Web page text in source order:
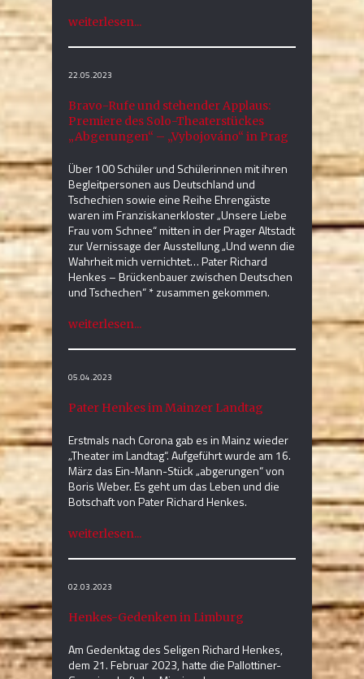
weiterlesen...
22.05.2023
Bravo-Rufe und stehender Applaus:
Premiere des Solo-Theaterstückes
„Abgerungen“ – „Vybojováno“ in Prag
Über 100 Schüler und Schülerinnen mit ihren
Begleitpersonen aus Deutschland und
Tschechien sowie eine Reihe Ehrengäste
waren im Franziskanerkloster „Unsere Liebe
Frau vom Schnee“ mitten in der Prager Altstadt
zur Vernissage der Ausstellung „Und wenn die
Wahrheit mich vernichtet… Pater Richard
Henkes – Brückenbauer zwischen Deutschen
und Tschechen“ * zusammen gekommen.
weiterlesen...
05.04.2023
Pater Henkes im Mainzer Landtag
Erstmals nach Corona gab es in Mainz wieder
„Theater im Landtag“. Aufgeführt wurde am 16.
März das Ein-Mann-Stück „abgerungen“ von
Boris Weber. Es geht um das Leben und die
Botschaft von Pater Richard Henkes.
weiterlesen...
02.03.2023
Henkes-Gedenken in Limburg
Am Gedenktag des Seligen Richard Henkes,
dem 21. Februar 2023, hatte die Pallottiner-